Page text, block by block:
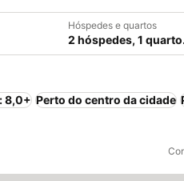
Hóspedes e quartos
2 hóspedes, 1
8,0+ Perto do centro da cidade